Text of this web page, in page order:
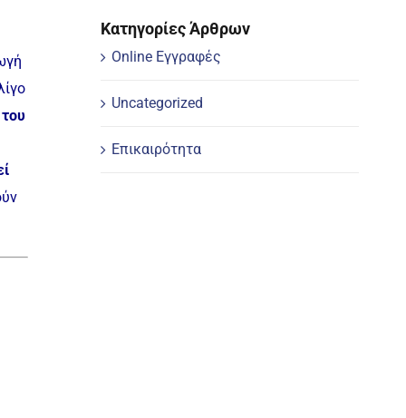
Κατηγορίες Άρθρων
Online Εγγραφές
Uncategorized
Επικαιρότητα